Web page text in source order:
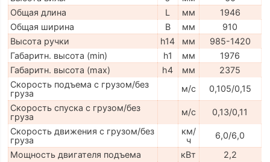
Общая длина
L мм
1946
Общая ширина
B мм
910
Высота ручки
h14 мм
985-1420
Габаритн. высота (min)
h1 мм
1976
Габаритн. высота (max)
h4 мм
2375
Скорость подъема с грузом/без
груза
м/с
0,105/0,15
Скорость спуска с грузом/без
груза
м/с
0,13/0,11
Скорость движения с грузом/без
груза
км/
ч
6,0/6,0
Мощность двигателя подъема
кВт
2,2